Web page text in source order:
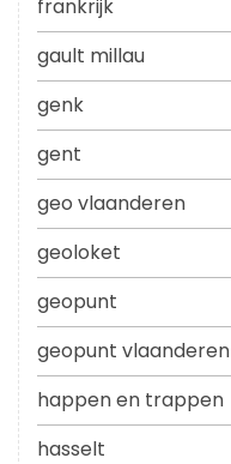
frankrijk
gault millau
genk
gent
geo vlaanderen
geoloket
geopunt
geopunt vlaanderen
happen en trappen
hasselt